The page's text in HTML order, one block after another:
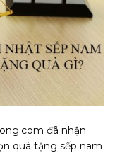
đã nhận
quà tặng sếp nam